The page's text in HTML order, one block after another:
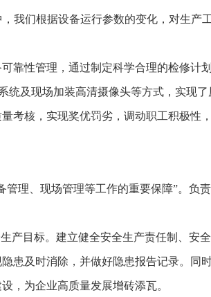
我们根据设备运行参数的变化，对生产
靠性管理，通过制定科学合理的检修计
统及现场加装高清摄像头等方式，实现
考核，实现奖优罚劣，调动职工积极性
理、现场管理等工作的重要保障”。负
产目标。建立健全安全生产责任制、安
患及时消除，并做好隐患报告记录。同
，为企业高质量发展增砖添瓦。